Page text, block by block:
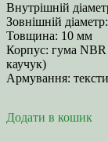
Внутрішній
Зовнішній
Товщина: 10 мм
Корпус: гума NBR
каучук)
Армування:
Додати в кошик